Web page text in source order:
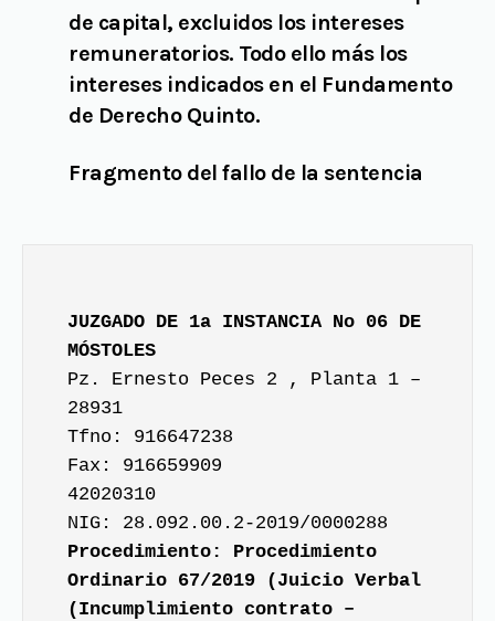
de capital, excluidos los intereses
remuneratorios. Todo ello más los
intereses indicados en el Fundamento
de Derecho Quinto.
Fragmento del fallo de la sentencia
JUZGADO DE 1a INSTANCIA No 06 DE
MÓSTOLES
Pz. Ernesto Peces 2 , Planta 1 –
28931
Tfno: 916647238
Fax: 916659909
42020310
NIG: 28.092.00.2-2019/0000288
Procedimiento: Procedimiento
Ordinario 67/2019 (Juicio Verbal
(Incumplimiento contrato –